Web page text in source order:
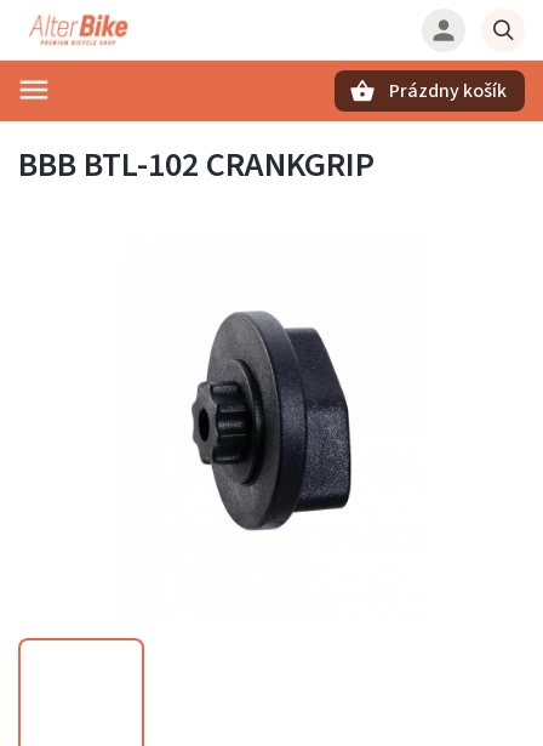
Prázdny košík
BBB BTL-102 CRANKGRIP